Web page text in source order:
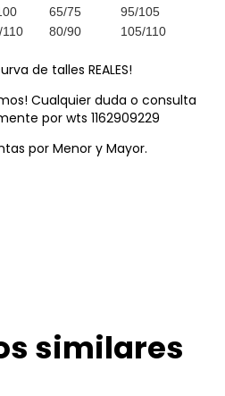
65/75
95/105
110 80/90 105/110
de talles REALES!
Cualquier duda o consulta
por wts 1162909229
por Menor y Mayor.
similares